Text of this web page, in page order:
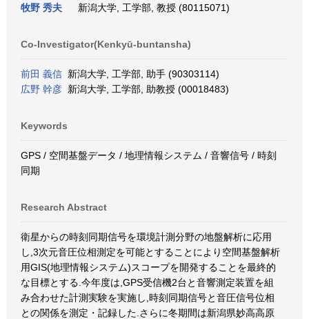
牧野 秀夫 新潟大学, 工学部, 教授 (80115071)
Co-Investigator(Kenkyū-buntansha)
前田 義信 新潟大学, 工学部, 助手 (90303114)
広野 幹彦 新潟大学, 工学部, 助教授 (00018483)
Keywords
GPS / 空間基盤データ / 地理情報システム / 音響信号 / 時刻
同期
Research Abstract
衛星からの時刻同期信号を環境計測分野の地盤解析に応用
し,3次元音圧位相測定を可能とすることにより空間基盤解析
用GIS(地理情報システム)スコープを開発することを最終的
な目標とする.今年度は,GPS受信機2台と音響測定装置を組
み合わせた計測実験を実施し,時刻同期信号と音圧信号位相
との関係を測定・記録した.さらに冬期間は新潟県妙高高原